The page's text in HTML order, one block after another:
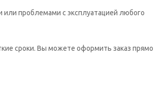
или проблемами с эксплуатацией любого
сроки. Вы можете оформить заказ прямо